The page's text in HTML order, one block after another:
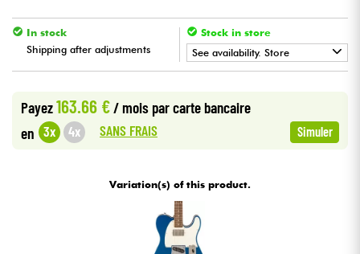
Violins & Quartet
Kids
Cables & Access.
See our brands
In stock
Shipping after adjustments
Stock in store
See availability. Store
Payez163.66 €/ mois par carte bancaire
en 3x 4x SANS FRAIS Simuler
Variation(s) of this product.